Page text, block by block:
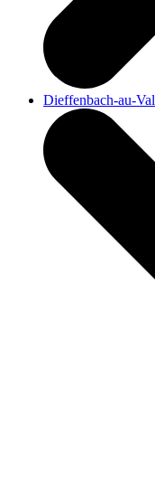
Dieffenbach-au-Val